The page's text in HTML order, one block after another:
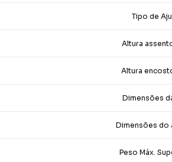
Tipo de
Altura
Altura
Dimensões
Dimensões do
Peso Máx.